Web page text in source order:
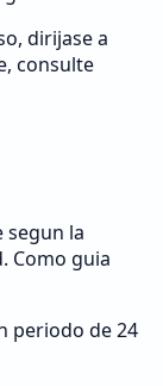
dirijase a
consulte
segun la
Como guia
periodo de 24